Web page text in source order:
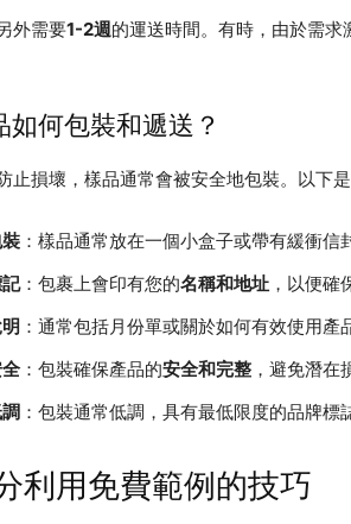
外需要1-2週的運送時間。有時，由於需
如何包裝和遞送？
止損壞，樣品通常會被安全地包裝。以下
：樣品通常放在一個小盒子或帶有緩衝信
：包裹上會印有您的名稱和地址 ，以便確
：通常包括月份單或關於如何有效使用產
：包裝確保產品的安全和完整 ，避免潛在
：包裝通常低調，具有最低限度的品牌標
利用免費範例的技巧